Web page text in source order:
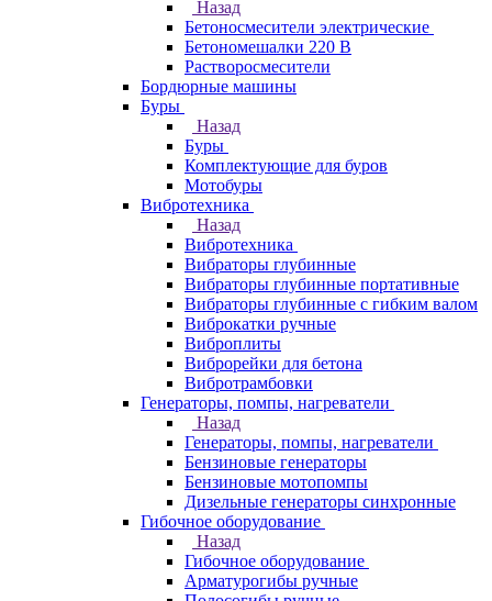
Назад
Бетоносмесители электрические
Бетономешалки 220 В
Растворосмесители
Бордюрные машины
Буры
Назад
Буры
Комплектующие для буров
Мотобуры
Вибротехника
Назад
Вибротехника
Вибраторы глубинные
Вибраторы глубинные портативные
Вибраторы глубинные с гибким валом
Виброкатки ручные
Виброплиты
Виброрейки для бетона
Вибротрамбовки
Генераторы, помпы, нагреватели
Назад
Генераторы, помпы, нагреватели
Бензиновые генераторы
Бензиновые мотопомпы
Дизельные генераторы синхронные
Гибочное оборудование
Назад
Гибочное оборудование
Арматурогибы ручные